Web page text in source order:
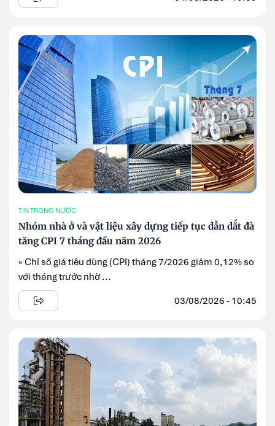
TIN TRONG NƯỚC
Nhóm nhà ở và vật liệu xây dựng tiếp tục dẫn dắt đà
tăng CPI 7 tháng đầu năm 2026
» Chỉ số giá tiêu dùng (CPI) tháng 7/2026 giảm 0,12% so
với tháng trước nhờ ...
03/08/2026 - 10:45